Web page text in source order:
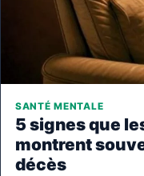
SANTÉ MENTALE
5 signes que
montrent
décès